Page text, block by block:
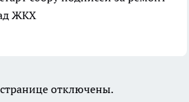
ЖКХ
отключены.